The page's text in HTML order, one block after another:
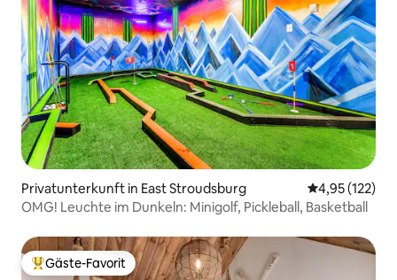
Privatunterkunft in East Stroudsburg
4,95 (122)
OMG! Leuchte im Dunkeln: Minigolf, Pickleball, Basketball
Beliebter Gäste-Favorit.
Gäste-Favorit